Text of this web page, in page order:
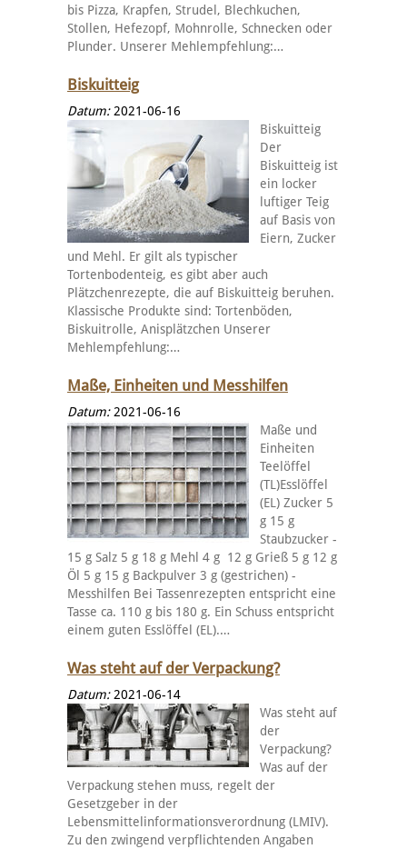
bis Pizza, Krapfen, Strudel, Blechkuchen,
Stollen, Hefezopf, Mohnrolle, Schnecken oder
Plunder. Unserer Mehlempfehlung:…
Biskuitteig
Datum:2021-06-16
Biskuitteig
Der
Biskuitteig ist
ein locker
luftiger Teig
auf Basis von
Eiern, Zucker
und Mehl. Er gilt als typischer
Tortenbodenteig, es gibt aber auch
Plätzchenrezepte, die auf Biskuitteig beruhen.
Klassische Produkte sind: Tortenböden,
Biskuitrolle, Anisplätzchen Unserer
Mehlempfehlung:…
Maße, Einheiten und Messhilfen
Datum:2021-06-16
Maße und
Einheiten
Teelöffel
(TL)Esslöffel
(EL) Zucker 5
g 15 g
Staubzucker -
15 g Salz 5 g 18 g Mehl 4 g 12 g Grieß 5 g 12 g
Öl 5 g 15 g Backpulver 3 g (gestrichen) -
Messhilfen Bei Tassenrezepten entspricht eine
Tasse ca. 110 g bis 180 g. Ein Schuss entspricht
einem guten Esslöffel (EL).…
Was steht auf der Verpackung?
Datum:2021-06-14
Was steht auf
der
Verpackung?
Was auf der
Verpackung stehen muss, regelt der
Gesetzgeber in der
Lebensmittelinformationsverordnung (LMIV).
Zu den zwingend verpflichtenden Angaben